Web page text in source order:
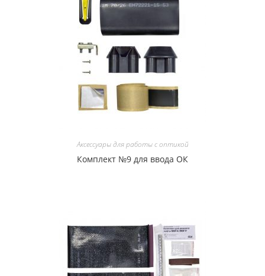
Аксессуары для работы с оптикой
Комплект №9 для ввода ОК